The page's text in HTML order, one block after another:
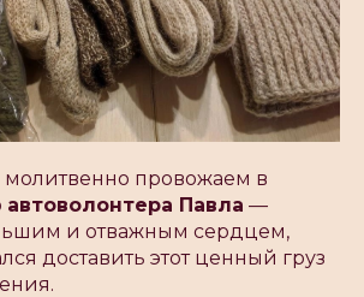
провожаем в
автоволонтера Павла —
и отважным сердцем,
доставить этот ценный груз